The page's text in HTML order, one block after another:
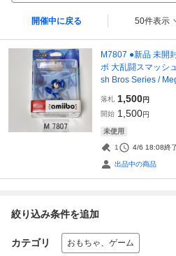
開催中に戻る 50件表示
M7807 ●新品 未開
ボ 大乱闘スマッシ
sh Bros Series /
落札 1,500円
開始 1,500円
未使用
1 4/6 18:08終
出品中の商品
絞り込み条件を追加
カテゴリ おもちゃ、ゲーム